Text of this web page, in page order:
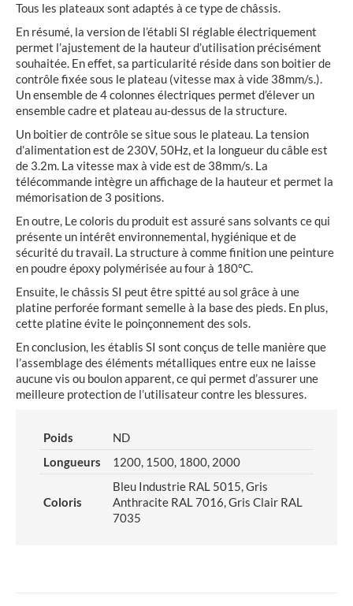
Tous les plateaux sont adaptés à ce type de châssis.
En résumé, la version de l’établi SI réglable électriquement
permet l’ajustement de la hauteur d’utilisation précisément
souhaitée. En effet, sa particularité réside dans son boitier de
contrôle fixée sous le plateau (vitesse max à vide 38mm/s.).
Un ensemble de 4 colonnes électriques permet d’élever un
ensemble cadre et plateau au-dessus de la structure.
Un boitier de contrôle se situe sous le plateau. La tension
d’alimentation est de 230V, 50Hz, et la longueur du câble est
de 3.2m. La vitesse max à vide est de 38mm/s. La
télécommande intègre un affichage de la hauteur et permet la
mémorisation de 3 positions.
En outre, Le coloris du produit est assuré sans solvants ce qui
présente un intérêt environnemental, hygiénique et de
sécurité du travail. La structure à comme finition une peinture
en poudre époxy polymérisée au four à 180°C.
Ensuite, le châssis SI peut être spitté au sol grâce à une
platine perforée formant semelle à la base des pieds. En plus,
cette platine évite le poinçonnement des sols.
En conclusion, les établis SI sont conçus de telle manière que
l’assemblage des éléments métalliques entre eux ne laisse
aucune vis ou boulon apparent, ce qui permet d’assurer une
meilleure protection de l’utilisateur contre les blessures.
Poids
ND
Longueurs
1200, 1500, 1800, 2000
Coloris
Bleu Industrie RAL 5015, Gris
Anthracite RAL 7016, Gris Clair RAL
7035